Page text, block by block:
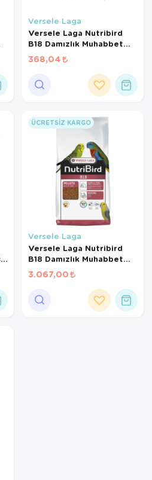
Versele Laga
Versele Laga Nutribird
B18 Damızlık Muhabbet
Kuşları Ve Mini Paraketler
İçin Meyveli Pelet Yem (1
KG BÖLÜNMÜŞ)
368,04
ÜCRETSIZ KARGO
Versele Laga
Versele Laga Nutribird
B18 Damızlık Muhabbet
Kuşları Ve Mini Paraketler
İçin Meyveli Pelet Yem 10
3.067,00